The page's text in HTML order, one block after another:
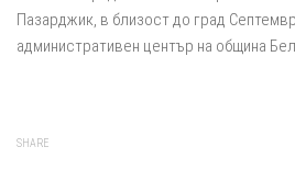
Пазарджик, в близост до град
административен център на община
SHARE